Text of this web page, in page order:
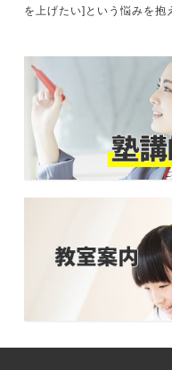
を上げたい]という悩みを抱